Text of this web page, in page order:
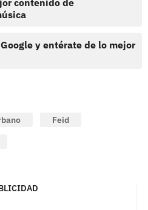
contenido de
y entérate de lo mejor
Feid